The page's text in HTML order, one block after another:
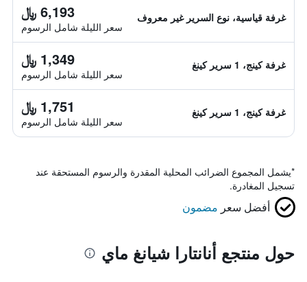
غرفة قياسية، نوع السرير غير معروف 6,193 ﷼
سعر الليلة شامل الرسوم
غرفة كينج، 1 سرير كينغ 1,349 ﷼
سعر الليلة شامل الرسوم
غرفة كينج، 1 سرير كينغ 1,751 ﷼
سعر الليلة شامل الرسوم
*يشمل المجموع الضرائب المحلية المقدرة والرسوم المستحقة عند
تسجيل المغادرة.
أفضل سعر مضمون
حول منتجع أنانتارا شيانغ ماي